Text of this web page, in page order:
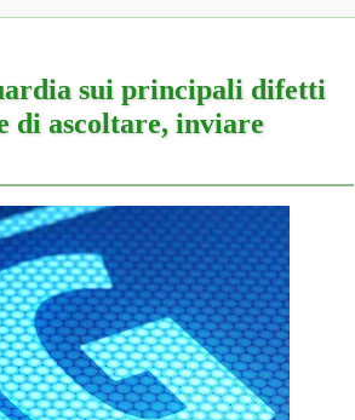
sui principali difetti
di ascoltare, inviare